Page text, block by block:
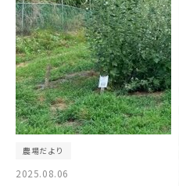
農場だより
2025.08.06